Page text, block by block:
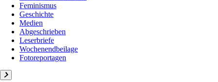
Feminismus
Geschichte
Medien
Abgeschrieben
Leserbriefe
Wochenendbeilage
Fotoreportagen